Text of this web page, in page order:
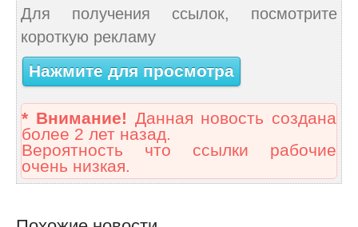
Для получения ссылок, посмотрите
короткую рекламу
Нажмите для просмотра
* Внимание! Данная новость создана
более 2 лет назад.
Вероятность что ссылки рабочие
очень низкая.